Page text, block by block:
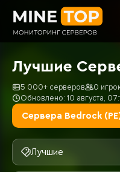
Лучшие
5 000+ серверов
0
Обновлено: 10 августа,
Сервера Bedrock
Лучшие